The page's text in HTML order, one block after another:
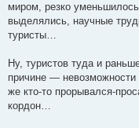
миром, резко
выделялись, научные
туристы…
Ну, туристов туда и
причине — невозможности
же кто-то прорывался-
кордон…